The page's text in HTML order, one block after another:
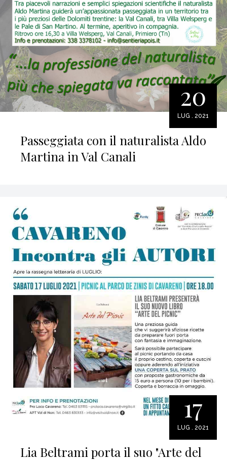
20
LUG . 2021
Passeggiata con il naturalista Aldo
Martina in Val Canali
17
LUG . 2021
Lia Beltrami porta il suo "Arte del